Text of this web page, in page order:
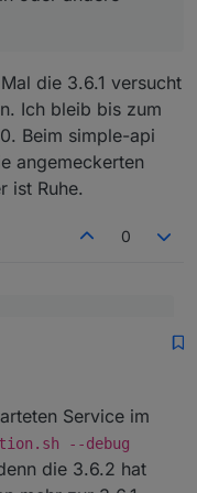
schon der ein
die 3.6.1 versucht
Ich bleib bis zum
Beim simple-api
angemeckerten
ist Ruhe.
0
nicht liegen, sonst
die 3.6.1 versucht
DP's auf
Service im
--debug
die 3.6.2 hat